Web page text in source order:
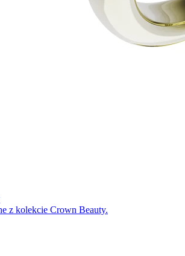
z kolekcie Crown Beauty.